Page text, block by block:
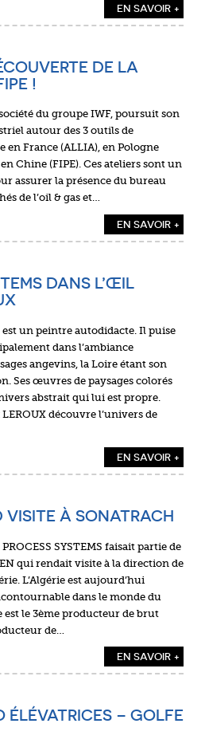
EN SAVOIR +
DE LA
!
société du groupe IWF, poursuit son
autour des 3 outils de
France (ALLIA), en Pologne
Chine (FIPE). Ces ateliers sont un
assurer la présence du bureau
de l’oil & gas et…
EN SAVOIR +
DANS L’ŒIL
est un peintre autodidacte. Il puise
dans l’ambiance
angevins, la Loire étant son
Ses œuvres de paysages colorés
abstrait qui lui est propre.
LEROUX découvre l’univers de
EN SAVOIR +
VISITE À SONATRACH
SYSTEMS faisait partie de
qui rendait visite à la direction de
L’Algérie est aujourd’hui
dans le monde du
est le 3ème producteur de brut
de…
EN SAVOIR +
ÉLÉVATRICES – GOLFE